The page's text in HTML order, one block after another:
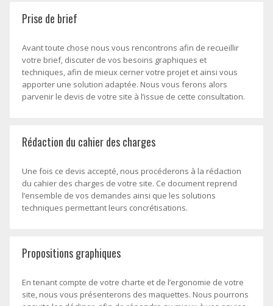
Prise de brief
Avant toute chose nous vous rencontrons afin de recueillir
votre brief, discuter de vos besoins graphiques et
techniques, afin de mieux cerner votre projet et ainsi vous
apporter une solution adaptée. Nous vous ferons alors
parvenir le devis de votre site à l’issue de cette consultation.
Rédaction du cahier des charges
Une fois ce devis accepté, nous procéderons à la rédaction
du cahier des charges de votre site. Ce document reprend
l’ensemble de vos demandes ainsi que les solutions
techniques permettant leurs concrétisations.
Propositions graphiques
En tenant compte de votre charte et de l’ergonomie de votre
site, nous vous présenterons des maquettes. Nous pourrons